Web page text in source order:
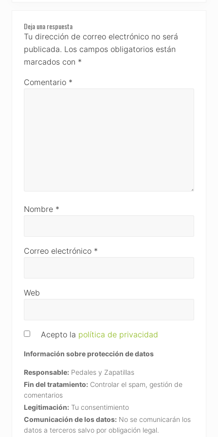
Reader
Interactions
Deja una respuesta
Tu dirección de correo electrónico no será
publicada. Los campos obligatorios están
marcados con *
Comentario *
Nombre *
Correo electrónico *
Web
Acepto la política de privacidad
Información sobre protección de datos
Responsable: Pedales y Zapatillas
Fin del tratamiento: Controlar el spam, gestión de
comentarios
Legitimación: Tu consentimiento
Comunicación de los datos: No se comunicarán los
datos a terceros salvo por obligación legal.